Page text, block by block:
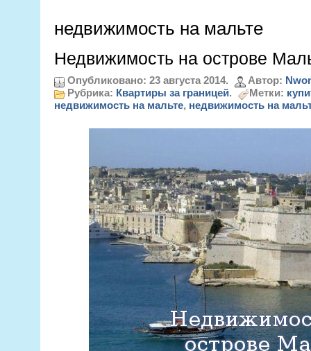
недвижимость на мальте
Недвижимость на острове
Опубликовано: 23 августа 2014. Автор:
Рубрика: Квартиры за границей. Метки:
недвижимость на мальте, недвижимость на